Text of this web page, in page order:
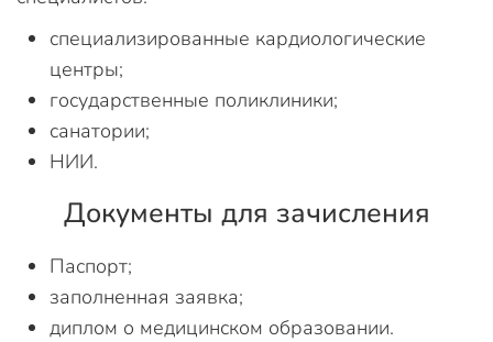
специализированные кардиологические
центры;
государственные поликлиники;
санатории;
НИИ.
Документы для зачисления
Паспорт;
заполненная заявка;
диплом о медицинском образовании.